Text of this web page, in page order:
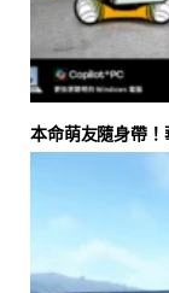
本命萌友隨身帶